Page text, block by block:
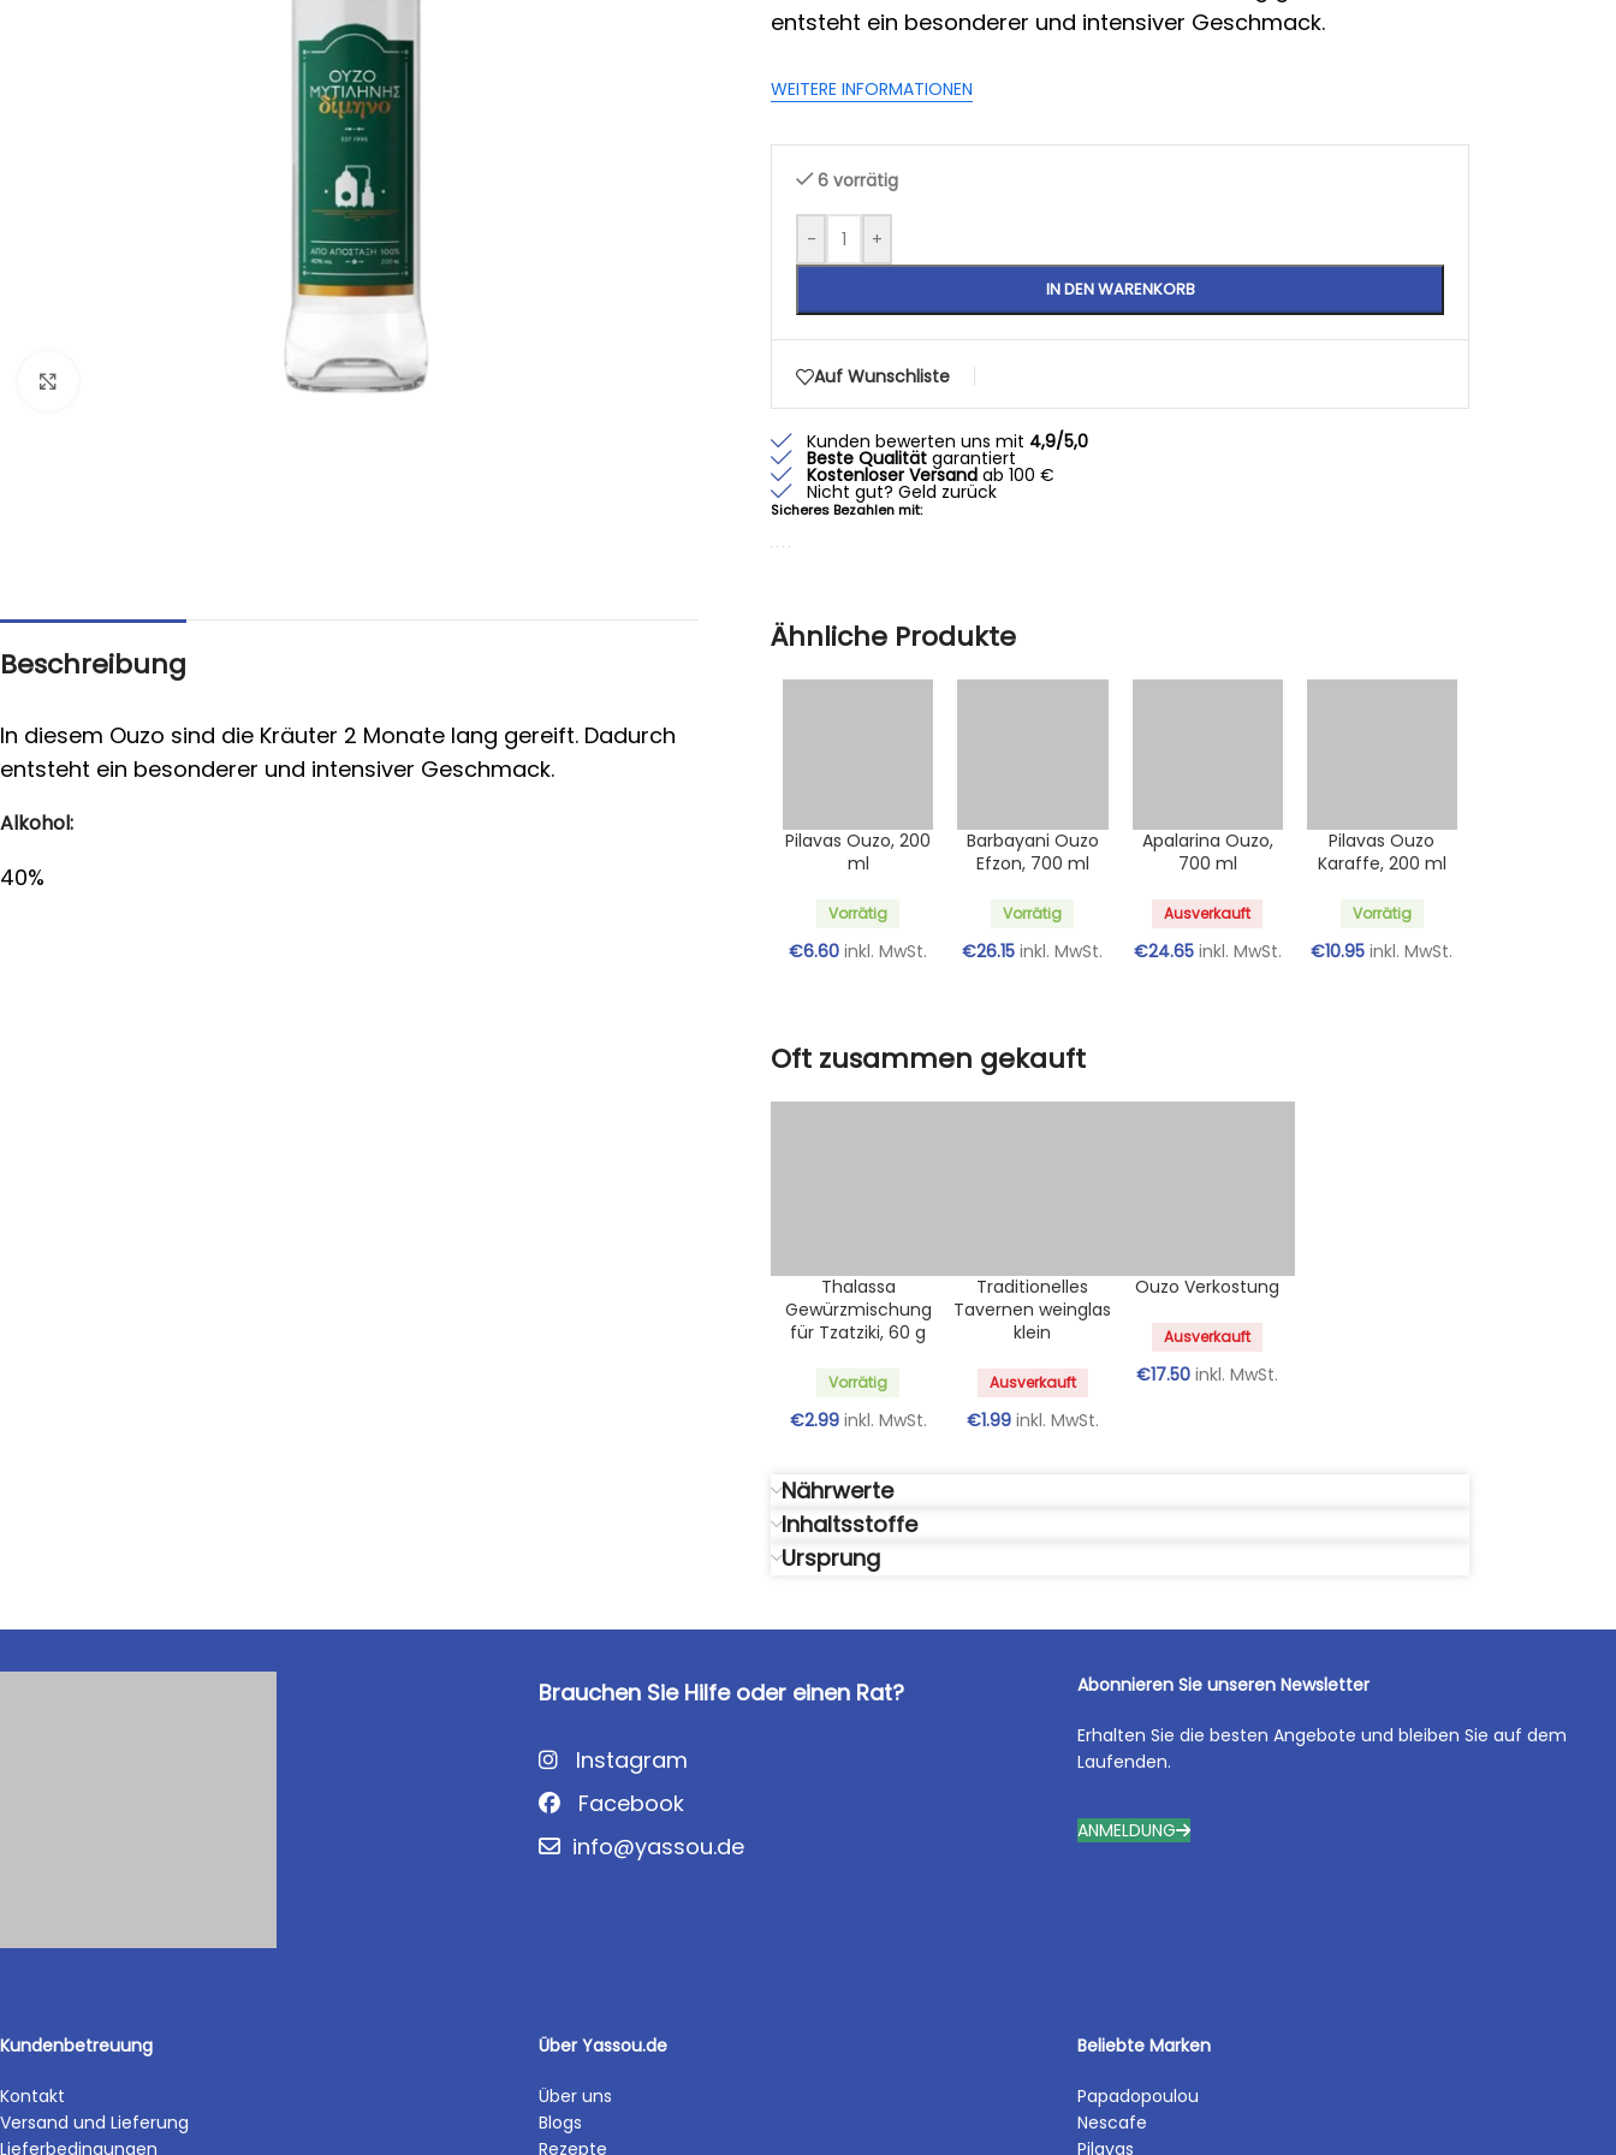
entsteht ein besonderer und intensiver Geschmack.
WEITERE INFORMATIONEN
6 vorrätig
- +
IN DEN WARENKORB
Auf Wunschliste
Kunden bewerten uns mit 4,9/5,0
Beste Qualität garantiert
Kostenloser Versand ab 100 €
Nicht gut? Geld zurück
Sicheres Bezahlen mit:
Beschreibung
In diesem Ouzo sind die Kräuter 2 Monate lang gereift. Dadurch
entsteht ein besonderer und intensiver Geschmack.
Alkohol:
40%
Ähnliche Produkte
Pilavas Ouzo, 200
ml
Vorrätig
€6.60 inkl. MwSt.
Barbayani Ouzo
Efzon, 700 ml
Vorrätig
€26.15 inkl. MwSt.
Apalarina Ouzo,
700 ml
Ausverkauft
€24.65 inkl. MwSt.
Pilavas Ouzo
Karaffe, 200 ml
Vorrätig
€10.95 inkl. MwSt.
Oft zusammen gekauft
Thalassa
Gewürzmischung
für Tzatziki, 60 g
Vorrätig
€2.99 inkl. MwSt.
Traditionelles
Tavernen weinglas
klein
Ausverkauft
€1.99 inkl. MwSt.
Ouzo Verkostung
Ausverkauft
€17.50 inkl. MwSt.
Nährwerte
Inhaltsstoffe
Ursprung
Brauchen Sie Hilfe oder einen Rat?
Instagram
Facebook
info@yassou.de
Abonnieren Sie unseren Newsletter
Erhalten Sie die besten Angebote und bleiben Sie auf dem
Laufenden.
ANMELDUNG
Kundenbetreuung
Kontakt
Versand und Lieferung
Lieferbedingungen
Über Yassou.de
Über uns
Blogs
Rezepte
Beliebte Marken
Papadopoulou
Nescafe
Pilavas